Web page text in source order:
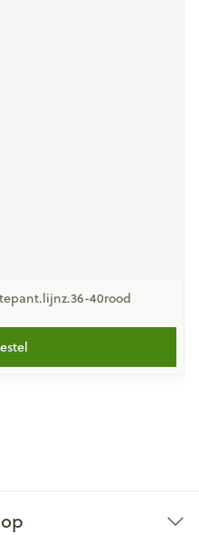
40rood